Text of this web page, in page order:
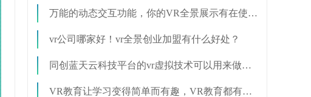
万能的动态交互功能，你的VR全景展示有在使用吗？
vr公司哪家好！vr全景创业加盟有什么好处？
同创蓝天云科技平台的vr虚拟技术可以用来做什么？
VR教育让学习变得简单而有趣，VR教育都有哪些优势？